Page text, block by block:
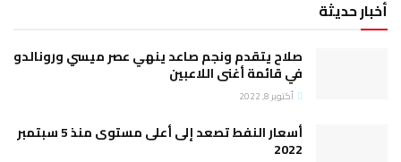
أخبار حديثة
صلاح يتقدم ونجم صاعد ينهي عصر ميسي ورونالدو
في قائمة أغنى اللاعبين
أكتوبر 8, 2022
أسعار النفط تصعد إلى أعلى مستوى منذ 5 سبتمبر
2022